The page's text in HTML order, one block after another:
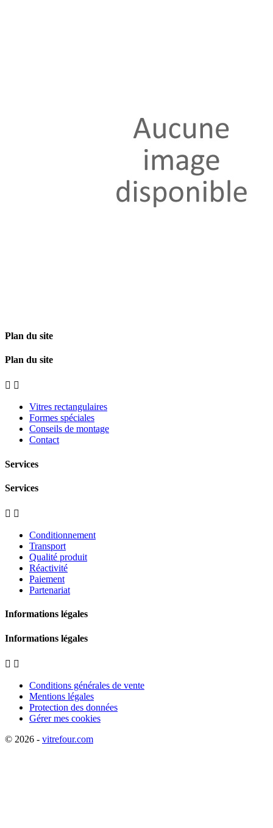
Plan du site
Plan du site
 
Vitres rectangulaires
Formes spéciales
Conseils de montage
Contact
Services
Services
 
Conditionnement
Transport
Qualité produit
Réactivité
Paiement
Partenariat
Informations légales
Informations légales
 
Conditions générales de vente
Mentions légales
Protection des données
Gérer mes cookies
© 2026 - vitrefour.com